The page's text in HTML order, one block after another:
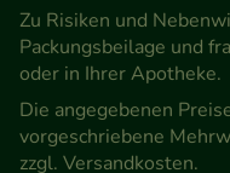
Informationen über
unserer Website
unsere Website
den Inhalt auf
Werbung auf
Zu Risiken und
Packungsbeilage und
oder in Ihrer Apotheke.
Die angegebenen
vorgeschriebene
zzgl. Versandkosten.